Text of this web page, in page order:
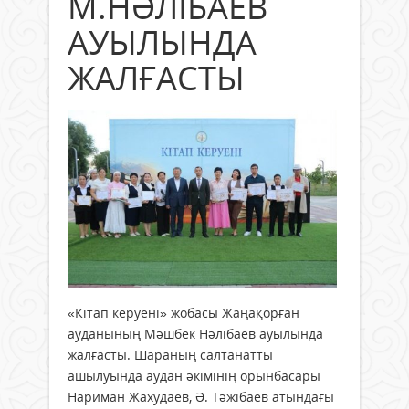
АУЫЛЫНДА
ЖАЛҒАСТЫ
«Кітап керуені» жобасы Жаңақорған
ауданының Мәшбек Нәлібаев ауылында
жалғасты. Шараның салтанатты
ашылуында аудан әкімінің орынбасары
Нариман Жахудаев, Ә. Тәжібаев атындағы